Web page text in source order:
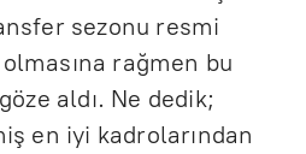
sezonu resmi
rağmen bu
aldı. Ne dedik;
en iyi kadrolarından